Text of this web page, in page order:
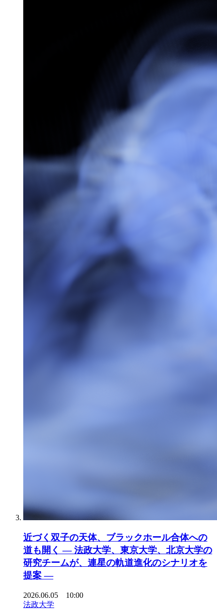
近づく双子の天体、ブラックホール合体への
道も開く ― 法政大学、東京大学、北京大学の
研究チームが、連星の軌道進化のシナリオを
提案 ―
2026.06.05 10:00
法政大学